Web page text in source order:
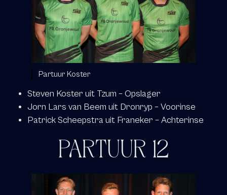
Partuur Koster
Steven Koster uit Tzum – Opslager
Jorn Lars van Beem uit Dronryp – Voorinse
Patrick Scheepstra uit Franeker – Achterinse
PARTUUR 12